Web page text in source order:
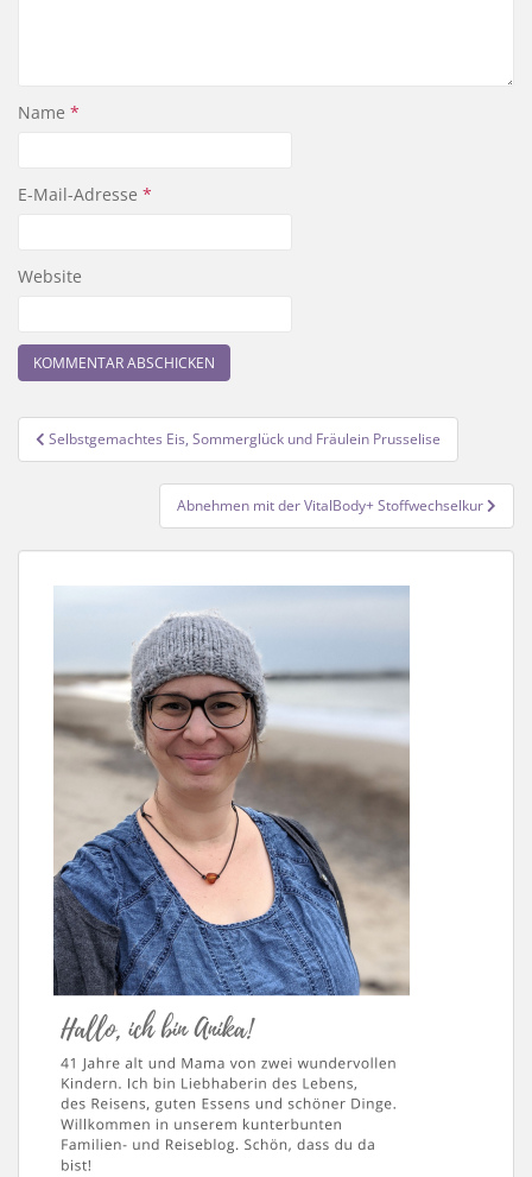
Name *
E-Mail-Adresse *
Website
Beitragsnavigation
Selbstgemachtes Eis, Sommerglück und Fräulein Prusselise
Abnehmen mit der VitalBody+ Stoffwechselkur